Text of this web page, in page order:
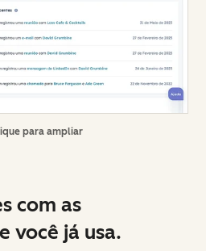
para ampliar
com as
você já usa.